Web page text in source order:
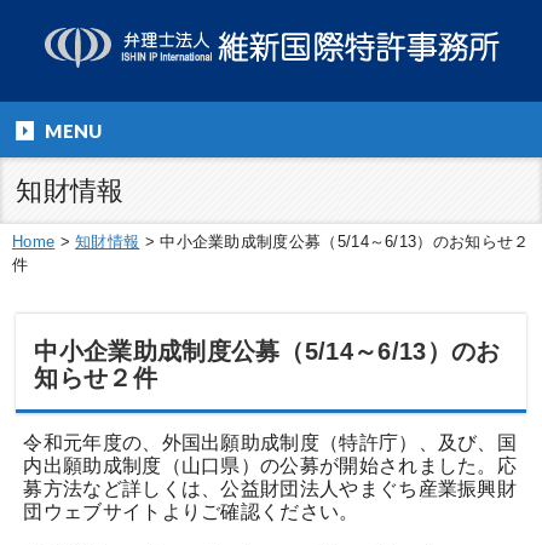
MENU
知財情報
Home >知財情報 >中小企業助成制度公募（5/14～6/13）のお知らせ２
件
中小企業助成制度公募（5/14～6/13）のお
知らせ２件
令和元年度の、外国出願助成制度（特許庁）、及び、国
内出願助成制度（山口県）の公募が開始されました。応
募方法など詳しくは、公益財団法人やまぐち産業振興財
団ウェブサイトよりご確認ください。